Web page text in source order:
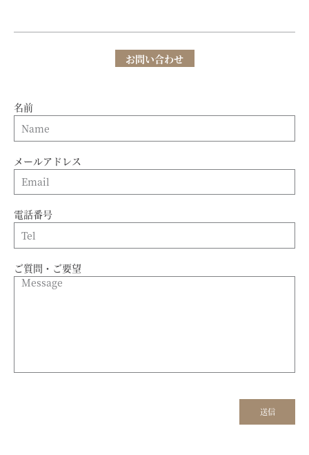
お問い合わせ
名前
メールアドレス
電話番号
ご質問・ご要望